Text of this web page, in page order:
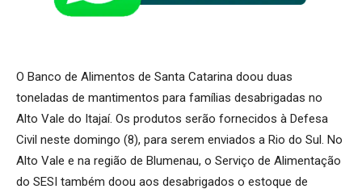
O Banco de Alimentos de Santa Catarina doou duas
toneladas de mantimentos para famílias desabrigadas no
Alto Vale do Itajaí. Os produtos serão fornecidos à Defesa
Civil neste domingo (8), para serem enviados a Rio do Sul. No
Alto Vale e na região de Blumenau, o Serviço de Alimentação
do SESI também doou aos desabrigados o estoque de